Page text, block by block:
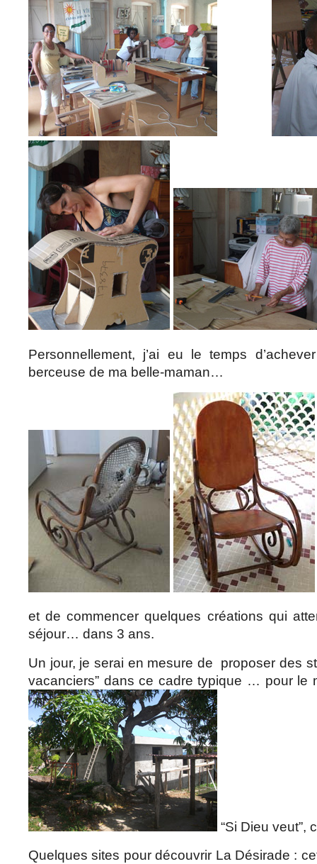
Personnellement, j’ai eu le temps
berceuse de ma belle-maman…
et de commencer quelques créations qui
séjour… dans 3 ans.
Un jour, je serai en mesure de proposer des
vacanciers” dans ce cadre typique … pour le
“Si Dieu
Quelques sites pour découvrir La Désirade :